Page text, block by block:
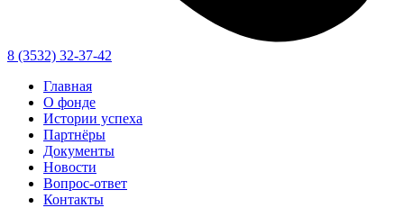
8 (3532) 32-37-42
Главная
О фонде
Истории успеха
Партнёры
Документы
Новости
Вопрос-ответ
Контакты